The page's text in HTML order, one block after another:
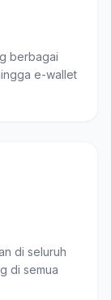
berbagai
e-wallet
di seluruh
di semua